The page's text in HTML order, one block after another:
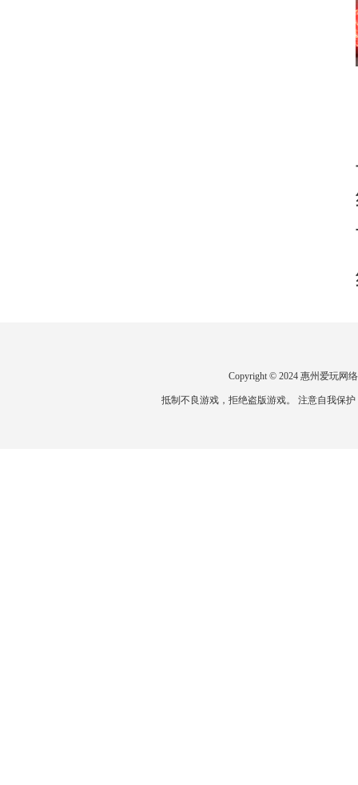
Copyright © 2024 惠州爱玩网
抵制不良游戏，拒绝盗版游戏。 注意自我保